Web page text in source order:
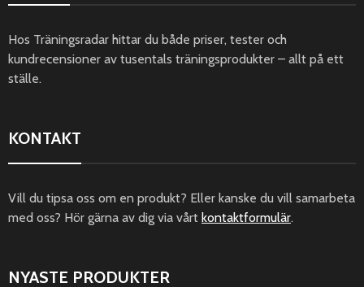
Hos Träningsradar hittar du både priser, tester och
kundrecensioner av tusentals träningsprodukter – allt på ett
ställe.
KONTAKT
Vill du tipsa oss om en produkt? Eller kanske du vill samarbeta
med oss? Hör gärna av dig via vårt kontaktformulär.
NYASTE PRODUKTER